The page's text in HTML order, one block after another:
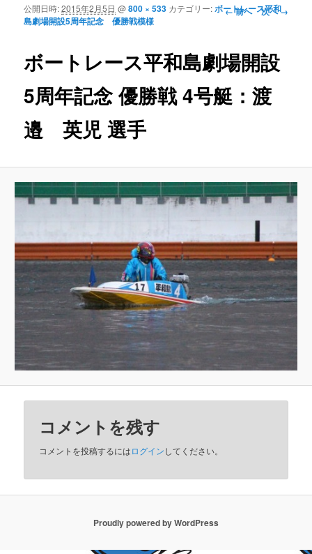
画像ナビゲーシ
← 前へ 次へ →
ボートレース平和島劇場開設
5周年記念 優勝戦 4号艇：渡
邉 英児 選手
公開日時:2015年2月5日 @800 × 533 カテゴリー:ボートレース平和
島劇場開設5周年記念 優勝戦模様
コメントを残す
コメントを投稿するにはログインしてください。
Proudly powered by WordPress